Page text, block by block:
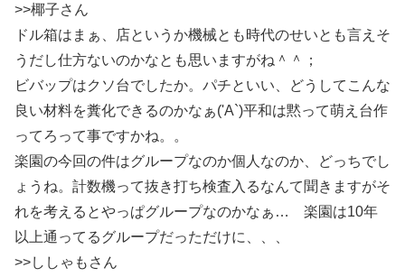
>>椰子さん
ドル箱はまぁ、店というか機械とも時代のせいとも言えそ
うだし仕方ないのかなとも思いますがね＾＾；
ビバップはクソ台でしたか。パチといい、どうしてこんな
良い材料を糞化できるのかなぁ('A`)平和は黙って萌え台作
ってろって事ですかね。。
楽園の今回の件はグループなのか個人なのか、どっちでし
ょうね。計数機って抜き打ち検査入るなんて聞きますがそ
れを考えるとやっぱグループなのかなぁ… 楽園は10年
以上通ってるグループだっただけに、、、
>>ししゃもさん